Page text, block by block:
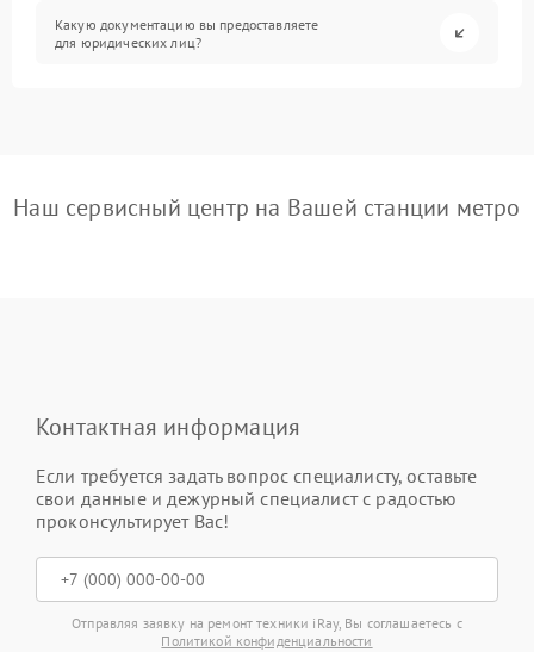
Какую документацию вы предоставляете
для юридических лиц?
Наш сервисный центр на Вашей станции метро
Контактная информация
Если требуется задать вопрос специалисту, оставьте
свои данные и дежурный специалист с радостью
проконсультирует Вас!
Отправляя заявку на ремонт техники iRay, Вы соглашаетесь с
Политикой конфиденциальности